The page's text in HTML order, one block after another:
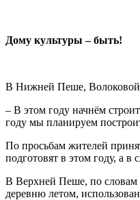
Дому культуры – быть!
В Нижней Пеше, Волоковой,
– В этом году начнём
году мы планируем
По просьбам жителей
подготовят в этом году, а
В Верхней Пеше, по словам
деревню летом,